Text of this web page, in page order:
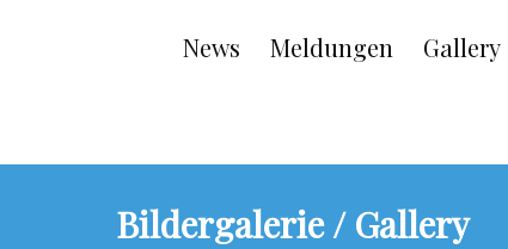
Main
navigation
News Meldungen Gallery
Bildergalerie / Gallery